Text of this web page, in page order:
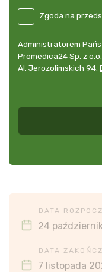
wycofania
dowolnym
momencie
udzielonej
DE
przedstawianie
Zgoda na
Administrator
danych
osobowych
Administratorem
Promedica24 Sp. z
Al. Jerozolimskich 94.
DATA
24
DATA
7 listopada